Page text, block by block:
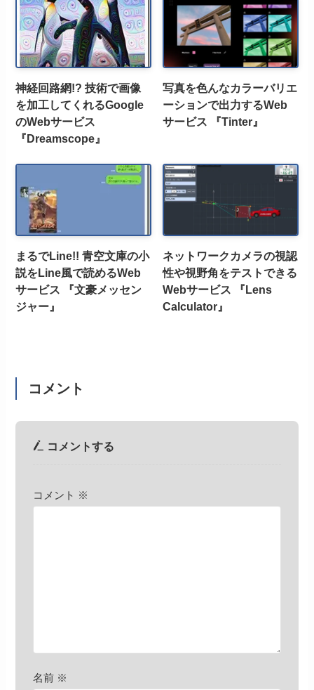
神経回路網!? 技術で画像
を加工してくれるGoogle
のWebサービス
『Dreamscope』
写真を色んなカラーバリエ
ーションで出力するWeb
サービス 『Tinter』
まるでLine!! 青空文庫の小
説をLine風で読めるWeb
サービス 『文豪メッセン
ジャー』
ネットワークカメラの視認
性や視野角をテストできる
Webサービス 『Lens
Calculator』
コメント
コメントする
コメント ※
名前 ※